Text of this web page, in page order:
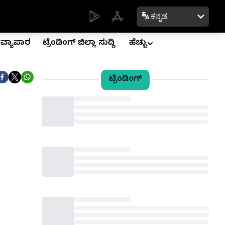
ಕನ್ನಡ
ವ್ಯಾಪಾರ ಟ್ರೆಂಡಿಂಗ್ ಜಿಲ್ಲಾ ಸುದ್ದಿ ಹೆಚ್ಚು
ಟ್ರೆಂಡಿಂಗ್